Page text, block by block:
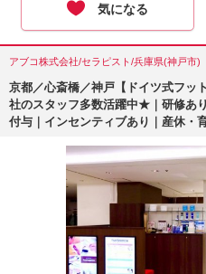
気になる
アブコ株式会社/セラピスト/兵庫県(神戸市)
京都／心斎橋／神戸【ドイツ式フッ
社のスタッフ多数活躍中★｜研修あ
付与｜インセンティブあり｜産休・